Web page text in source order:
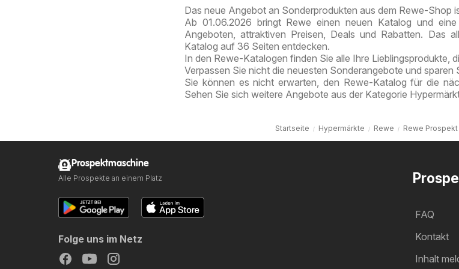
Berg
Das neue Angebot an Sonderprodukten aus dem Rewe-Shop
Ab 01.06.2026 bringt Rewe einen neuen Katalog und
Angeboten, attraktiven Preisen, Deals und Rabatten. Das
Katalog auf 36 Seiten entdecken.
In den Rewe-Katalogen finden Sie alle Ihre Lieblingsprodukte,
Verpassen Sie nicht die neuesten Sonderangebote und sparen
Sie können es nicht erwarten, den Rewe-Katalog für die
Sehen Sie sich weitere Angebote aus der Kategorie
Startseite Hypermärkte Rewe Rewe Prospekt
FAQ
Kontakt
Inhalt
Prospektmaschine
Alle Prospekte an einem Platz
Folge uns im Netz